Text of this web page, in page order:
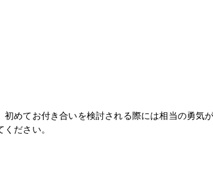
めてお付き合いを検討される際には相当の勇気
ださい。